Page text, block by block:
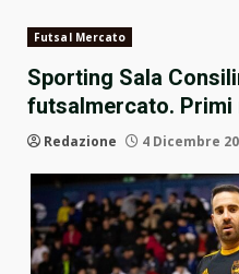
Futsal Mercato
Sporting Sala
futsalmercato. Primi
Redazione 4 Dicembre